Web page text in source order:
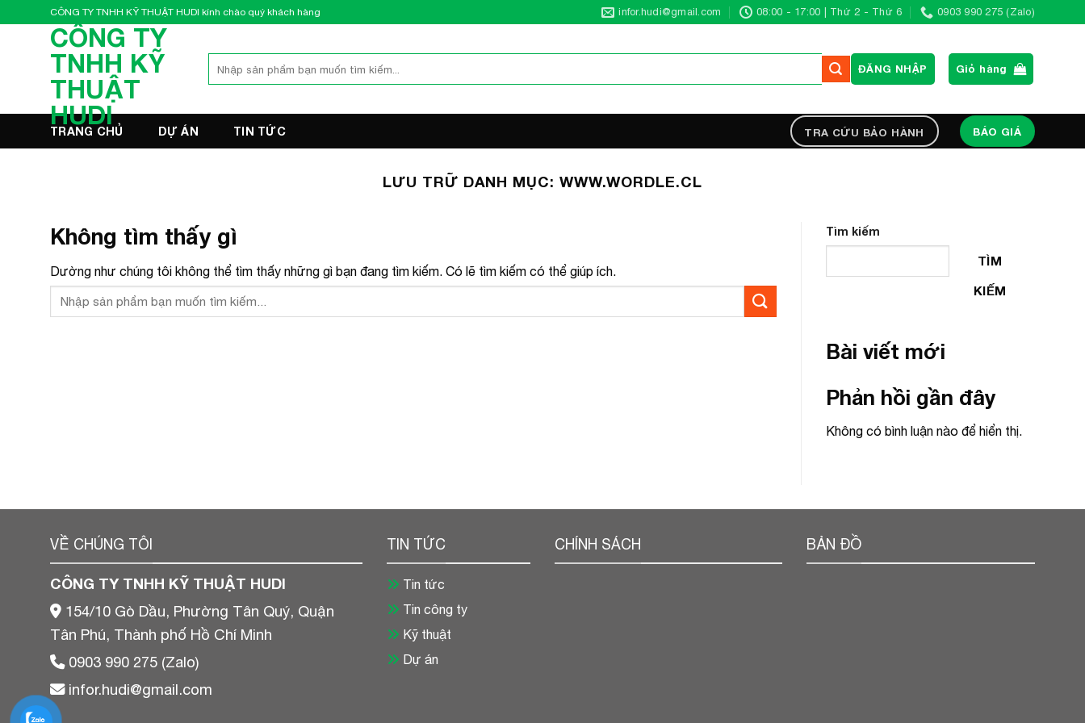
qua
CÔNG TY TNHH KỸ THUẬT HUDI kính chào quý khách hàng infor.hudi@gmail.com 08:00 - 17:00 | Thứ 2 - Thứ 6 0903 990 275 (Zalo)
CÔNG TY
TNHH KỸ
THUẬT
HUDI
kiếm:
ĐĂNG NHẬP Giỏ hàng
TRANG CHỦ DỰ ÁN TIN TỨC TRA CỨU BẢO HÀNH BÁO GIÁ
LƯU TRỮ DANH MỤC: WWW.WORDLE.CL
Không tìm thấy gì
Dường như chúng tôi không thể tìm thấy những gì bạn đang tìm kiếm. Có lẽ tìm kiếm có thể giúp ích.
Tìm kiếm
TÌM
KIẾM
Bài viết mới
Phản hồi gần đây
Không có bình luận nào để hiển thị.
VỀ CHÚNG TÔI
CÔNG TY TNHH KỸ THUẬT HUDI
154/10 Gò Dầu, Phường Tân Quý, Quận
Tân Phú, Thành phố Hồ Chí Minh
0903 990 275 (Zalo)
infor.hudi@gmail.com
TIN TỨC
Tin tức
Tin công ty
Kỹ thuật
Dự án
CHÍNH SÁCH BẢN ĐỒ